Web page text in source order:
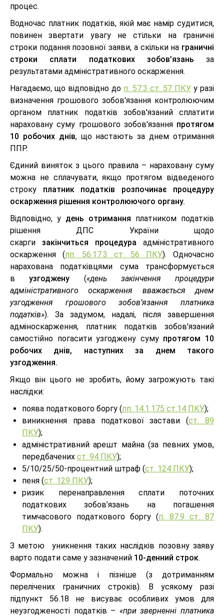
процес.
Водночас платник податків, якій має намір судитися,
повинен звертати увагу не стільки на граничні
строки подання позовної заяви, а скільки на граничні
строки сплати податкових зобов’язань за
результатами адміністративного оскарження.
Нагадаємо, що відповідно до п. 57.3 ст. 57 ПКУу разі
визначення грошового зобов'язання контролюючим
органом платник податків зобов'язаний сплатити
нараховану суму грошового зобов'язання протягом
10 робочих днів, що настають за днем отримання
ППР.
Єдиний виняток з цього правила – нараховану суму
можна не сплачувати, якщо протягом відведеного
строку платник податків розпочинає процедуру
оскарження рішення контролюючого органу.
Відповідно, у день отримання платником податків
рішення ДПС України щодо
скарги закінчиться процедура адміністративного
оскарження (пп. 56.17.3 ст. 56 ПКУ). Одночасно
нарахована податківцями сума трансформується
вузгоджену («день закінчення процедури
адміністративного оскарження вважається днем
узгодження грошового зобов’язання платника
податків»). За задумом, надалі, після завершення
адміноскарження, платник податків зобов'язаний
самостійно погасити узгоджену суму протягом 10
робочих днів, наступних за днем такого
узгодження.
Якщо він цього не зробить, йому загрожують такі
наслідки:
поява податкового боргу (пп. 14.1.175 ст.14 ПКУ);
виникнення права податкової застави (ст. 89
ПКУ);
адміністративний арешт майна (за певних умов,
передбачених ст. 94 ПКУ);
5/10/25/50-процентний штраф (ст. 124 ПКУ);
пеня (ст. 129 ПКУ);
ризик перенаправлення сплати поточних
податкових зобов’язань на погашення
тимчасового податкового боргу (п. 87.9 ст. 87
ПКУ).
З метою уникнення таких наслідків позовну заяву
варто подати саме у зазначений 10-денний строк.
Формально можна і пізніше (з дотриманням
перелічених граничних строків). В усякому разі
підпункт 56.18 не висуває особливих умов для
неузгодженості податків – «при зверненні платника